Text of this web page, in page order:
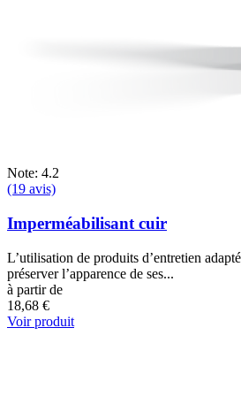
Note: 4.2
(19 avis)
Imperméabilisant cuir
L’utilisation de produits d’entretien
préserver l’apparence de ses...
à partir de
18,68 €
Voir produit